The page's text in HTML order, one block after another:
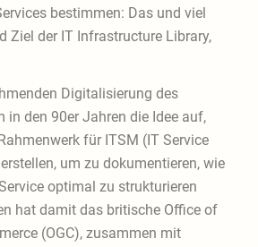
bestimmen: Das und viel
Ziel der IT Infrastructure Library,
Digitalisierung des
in den 90er Jahren die Idee auf,
für ITSM (IT Service
um zu dokumentieren, wie
optimal zu strukturieren
hat damit das britische Office of
(OGC), zusammen mit